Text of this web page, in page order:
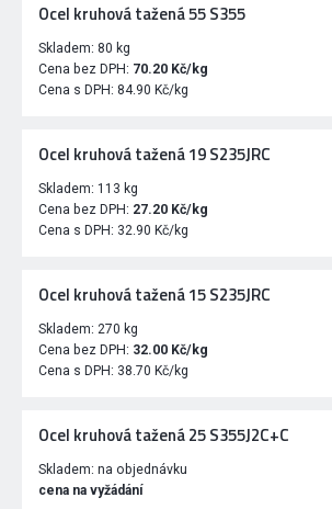
Ocel kruhová tažená 55 S355
Skladem: 80 kg
Cena bez DPH: 70.20 Kč/kg
Cena s DPH: 84.90 Kč/kg
Ocel kruhová tažená 19 S235JRC
Skladem: 113 kg
Cena bez DPH: 27.20 Kč/kg
Cena s DPH: 32.90 Kč/kg
Ocel kruhová tažená 15 S235JRC
Skladem: 270 kg
Cena bez DPH: 32.00 Kč/kg
Cena s DPH: 38.70 Kč/kg
Ocel kruhová tažená 25 S355J2C+C
Skladem: na objednávku
cena na vyžádání